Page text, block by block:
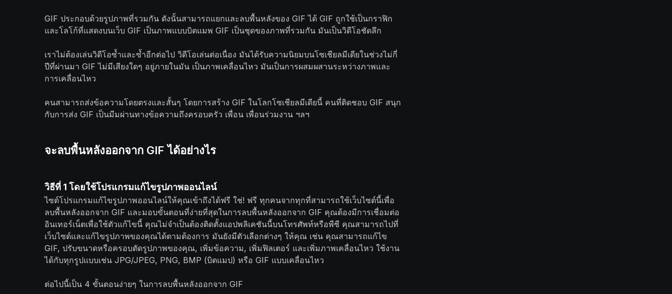
GIF ประกอบด้วยรูปภาพที่รวมกัน ดังนั้นสามารถแยกและลบพื้นหลังของ GIF ได้ GIF ถูกใช้เป็นกราฟิก
และโลโก้ที่แสดงบนเว็บ GIF เป็นภาพแบบบิตแมพ GIF เป็นชุดของภาพที่รวมกัน มันเป็นวิดีโอชัดลึก
เราไม่ต้องเล่นวิดีโอซ้ำและซ้ำอีกต่อไป วิดีโอเล่นต่อเนื่อง มันได้รับความนิยมบนโซเชียลมีเดียในช่วงไม่กี่
ปีที่ผ่านมา GIF ไม่มีเสียงใดๆ อยู่ภายในมัน เป็นภาพเคลื่อนไหว มันเป็นการผสมผสานระหว่างภาพและ
การเคลื่อนไหว
คนสามารถส่งข้อความโดยตรงและสั้นๆ โดยการสร้าง GIF ในโลกโซเชียลมีเดียนี้ คนที่ติดชอบ GIF สนุก
กับการส่ง GIF เป็นมีมผ่านทางข้อความถึงครอบครัว เพื่อน เพื่อนร่วมงาน ฯลฯ
จะลบพื้นหลังออกจาก GIF ได้อย่างไร
วิธีที่ 1 โดยใช้โปรแกรมแก้ไขรูปภาพออนไลน์
ไซต์โปรแกรมแก้ไขรูปภาพออนไลน์ให้คุณเข้าถึงได้ฟรี ใช่! ฟรี ทุกคนจากทุกที่สามารถใช้เว็บไซต์นี้เพื่อ
ลบพื้นหลังออกจาก GIF และมอบขั้นตอนที่ง่ายที่สุดในการลบพื้นหลังออกจาก GIF คุณต้องมีการเชื่อมต่อ
อินเทอร์เน็ตเพื่อใช้ตัวแก้ไขนี้ คุณไม่จำเป็นต้องติดตั้งแอปพลิเคชันนี้บนโทรศัพท์หรือพีซี คุณสามารถไปที่
เว็บไซต์และแก้ไขรูปภาพของคุณได้ตามต้องการ มันยังมีตัวเลือกต่างๆ ให้คุณ เช่น คุณสามารถแก้ไข
GIF, ปรับขนาดหรือครอบตัดรูปภาพของคุณ, เพิ่มข้อความ, เพิ่มฟิลเตอร์ และเพิ่มภาพเคลื่อนไหว ใช้งาน
ได้กับทุกรูปแบบเช่น JPG/JPEG, PNG, BMP (บิตแมป) หรือ GIF แบบเคลื่อนไหว
ต่อไปนี้เป็น 4 ขั้นตอนง่ายๆ ในการลบพื้นหลังออกจาก GIF